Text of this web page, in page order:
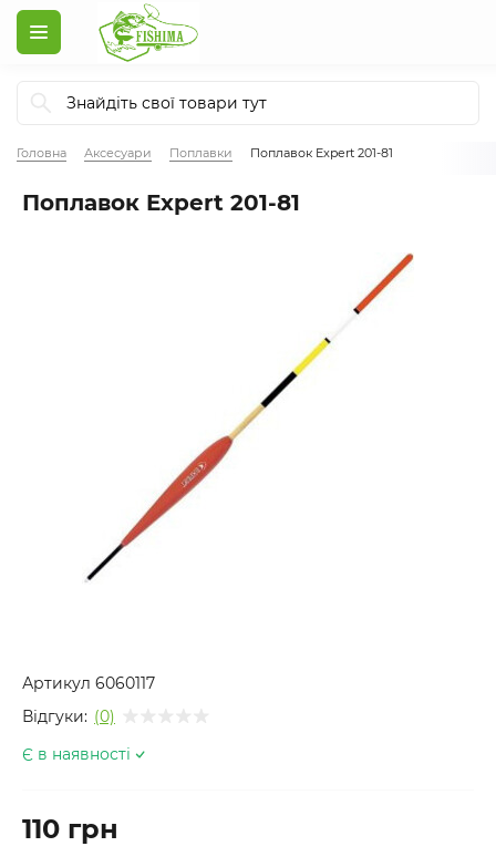
Головна Аксесуари Поплавки Поплавок Expert 201-81
Поплавок Expert 201-81
Артикул 6060117
Відгуки: (0)
Є в наявності
110 грн